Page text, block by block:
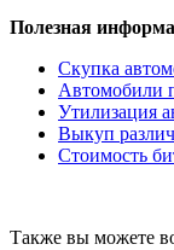
Полезная
Скупка
Автомобили
Утилизация
Выкуп
Стоимость
Также вы можете